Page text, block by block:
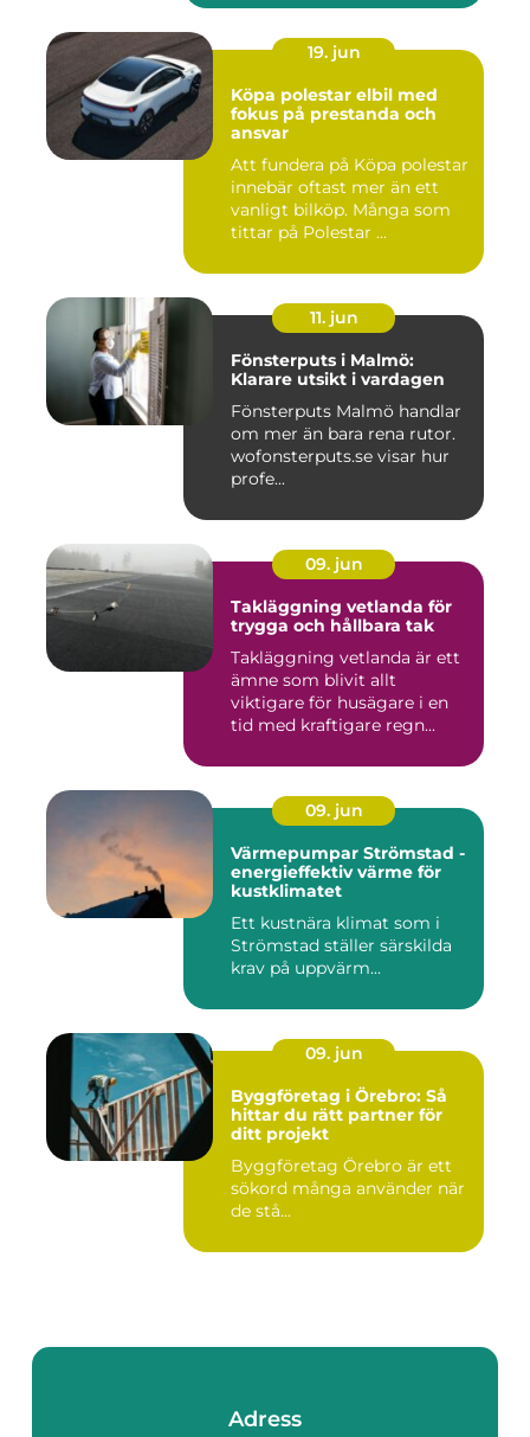
19. jun
Köpa polestar elbil med
fokus på prestanda och
ansvar
Att fundera på Köpa polestar
innebär oftast mer än ett
vanligt bilköp. Många som
tittar på Polestar ...
11. jun
Fönsterputs i Malmö:
Klarare utsikt i vardagen
Fönsterputs Malmö handlar
om mer än bara rena rutor.
wofonsterputs.se visar hur
profe...
09. jun
Takläggning vetlanda för
trygga och hållbara tak
Takläggning vetlanda är ett
ämne som blivit allt
viktigare för husägare i en
tid med kraftigare regn...
09. jun
Värmepumpar Strömstad -
energieffektiv värme för
kustklimatet
Ett kustnära klimat som i
Strömstad ställer särskilda
krav på uppvärm...
09. jun
Byggföretag i Örebro: Så
hittar du rätt partner för
ditt projekt
Byggföretag Örebro är ett
sökord många använder när
de stå...
Adress